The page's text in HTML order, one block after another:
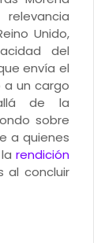
Unido,
del
envía el
un cargo
de la
sobre
a quienes
larendición
al concluir